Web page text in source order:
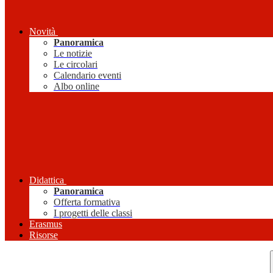
Novità
Panoramica
Le notizie
Le circolari
Calendario eventi
Albo online
Didattica
Panoramica
Offerta formativa
I progetti delle classi
Erasmus
Risorse